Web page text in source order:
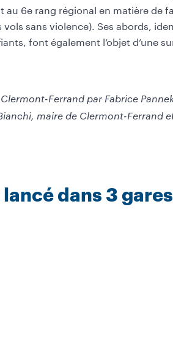
6e rang régional en matière de
sans violence). Ses abords,
font également l’objet d’une
Ferrand par Fabrice
maire de Clermont-Ferrand
dans 3 gares